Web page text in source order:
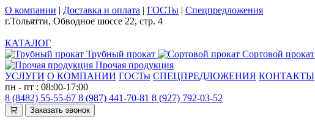
О компании | Доставка и оплата | ГОСТы | Спецпредложения
г.Тольятти, Обводное шоссе 22, стр. 4
КАТАЛОГ
Трубный прокат
Сортовой прокат
Прочая продукция
УСЛУГИ О КОМПАНИИ ГОСТы СПЕЦПРЕДЛОЖЕНИЯ КОНТАКТЫ
пн - пт : 08:00-17:00
8 (8482) 55-55-67 8 (987) 441-70-81 8 (927) 792-03-52
Заказать звонок